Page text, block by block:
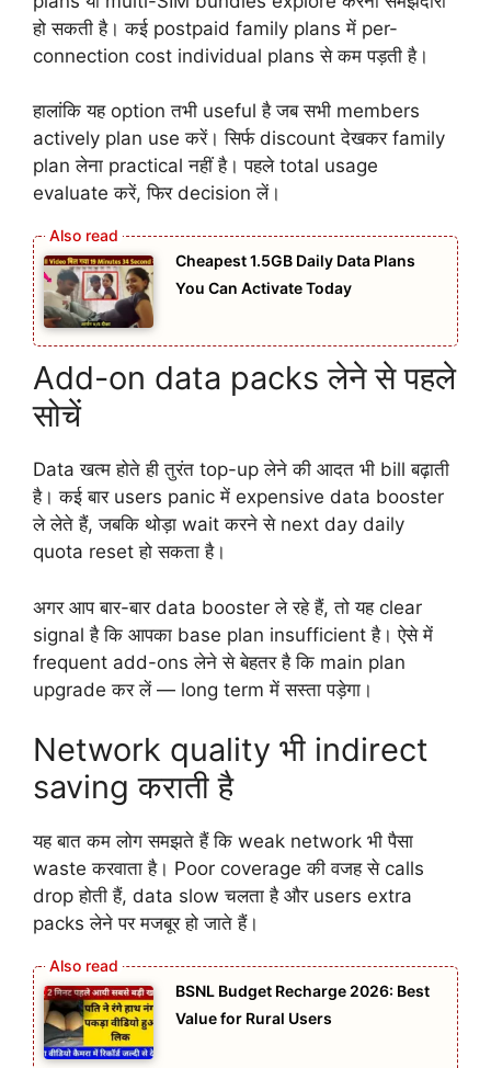
हो सकती है। कई postpaid family plans में per-
connection cost individual plans से कम पड़ती है।
हालांकि यह option तभी useful है जब सभी members
actively plan use करें। सिर्फ discount देखकर family
plan लेना practical नहीं है। पहले total usage
evaluate करें, फिर decision लें।
Cheapest 1.5GB Daily Data Plans
You Can Activate Today
Add-on data packs लेने से पहले
सोचें
Data खत्म होते ही तुरंत top-up लेने की आदत भी bill बढ़ाती
है। कई बार users panic में expensive data booster
ले लेते हैं, जबकि थोड़ा wait करने से next day daily
quota reset हो सकता है।
अगर आप बार-बार data booster ले रहे हैं, तो यह clear
signal है कि आपका base plan insufficient है। ऐसे में
frequent add-ons लेने से बेहतर है कि main plan
upgrade कर लें — long term में सस्ता पड़ेगा।
Network quality भी indirect
saving कराती है
यह बात कम लोग समझते हैं कि weak network भी पैसा
waste करवाता है। Poor coverage की वजह से calls
drop होती हैं, data slow चलता है और users extra
packs लेने पर मजबूर हो जाते हैं।
BSNL Budget Recharge 2026: Best
Value for Rural Users